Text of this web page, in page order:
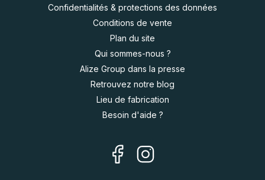
Confidentialités & protections des données
Conditions de vente
Plan du site
Qui sommes-nous ?
Alize Group dans la presse
Retrouvez notre blog
Lieu de fabrication
Besoin d'aide ?